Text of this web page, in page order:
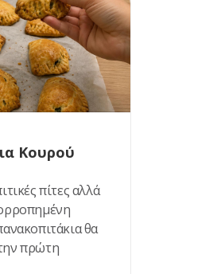
Κουρού
πίτες αλλά
θα
πρώτη